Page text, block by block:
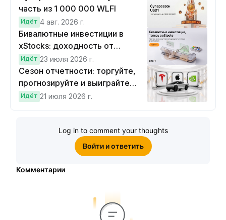
часть из 1 000 000 WLFI
Идёт 4 авг. 2026 г.
Бивалютные инвестиции в
xStocks: доходность от
прогнозов
Идёт 23 июля 2026 г.
Сезон отчетности: торгуйте,
прогнозируйте и выиграйте
Cybertruck!
Идёт 21 июля 2026 г.
Log in to comment your thoughts
Войти и ответить
Комментарии